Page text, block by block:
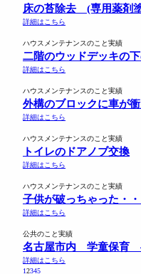
床の苔除去 (専用薬剤
詳細はこちら
ハウスメンテナンスのこと実績
二階のウッドデッキの
詳細はこちら
ハウスメンテナンスのこと実績
外構のブロックに車が衝
詳細はこちら
ハウスメンテナンスのこと実績
トイレのドアノブ交換
詳細はこちら
ハウスメンテナンスのこと実績
子供が破っちゃった・・
詳細はこちら
公共のこと実績
名古屋市内 学童保育
詳細はこちら
12345